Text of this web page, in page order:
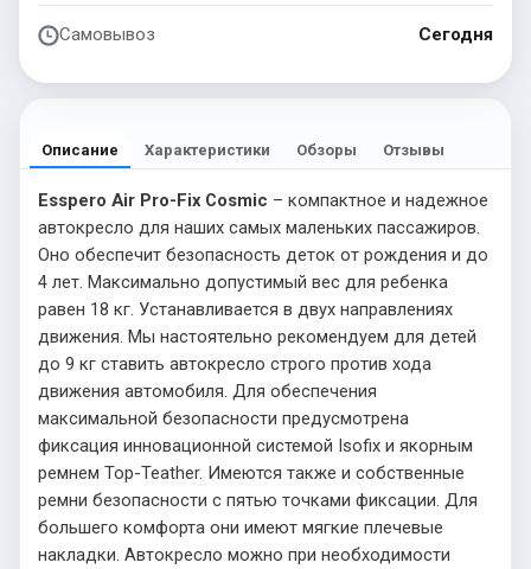
Самовывоз Сегодня
Описание Характеристики Обзоры Отзывы
Esspero Air Pro-Fix Cosmic – компактное и надежное
автокресло для наших самых маленьких пассажиров.
Оно обеспечит безопасность деток от рождения и до
4 лет. Максимально допустимый вес для ребенка
равен 18 кг. Устанавливается в двух направлениях
движения. Мы настоятельно рекомендуем для детей
до 9 кг ставить автокресло строго против хода
движения автомобиля. Для обеспечения
максимальной безопасности предусмотрена
фиксация инновационной системой Isofix и якорным
ремнем Top-Teather. Имеются также и собственные
ремни безопасности с пятью точками фиксации. Для
большего комфорта они имеют мягкие плечевые
накладки. Автокресло можно при необходимости